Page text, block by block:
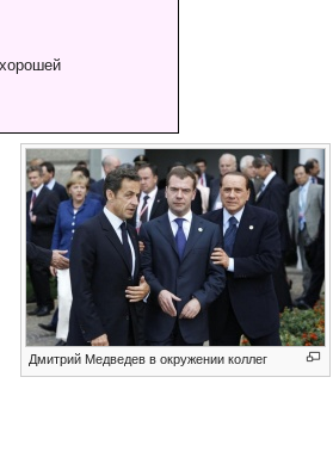
Дмитрий Медведев в окружении коллег